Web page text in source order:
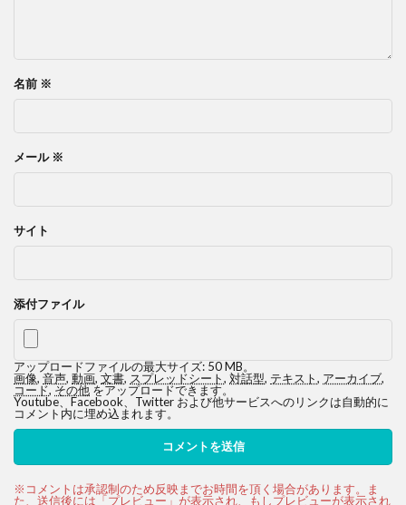
名前 ※
メール ※
サイト
添付ファイル
アップロードファイルの最大サイズ: 50 MB。
画像, 音声, 動画, 文書, スプレッドシート, 対話型, テキスト, アーカイブ,
コード,その他をアップロードできます。
Youtube、Facebook、Twitter および他サービスへのリンクは自動的に
コメント内に埋め込まれます。